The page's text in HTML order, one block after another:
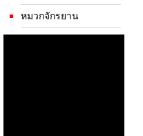
หมวกจักรยาน